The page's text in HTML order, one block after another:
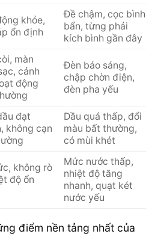
khỏe,
ổn định
Đề chậm, cọc bình
bẩn, từng phải
kích bình gần đây
màn
cảnh
động
Đèn báo sáng,
chập chờn điện,
đèn pha yếu
đạt
không cạn
Dầu quá thấp, đổi
màu bất thường,
có mùi khét
không rò
độ ổn
Mức nước thấp,
nhiệt độ tăng
nhanh, quạt két
nước yếu
điểm nền tảng nhất của